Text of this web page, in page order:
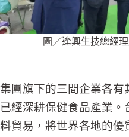
圖／逢興生技總經
集團旗下的三間企業各有
已經深耕保健食品產業
料貿易，將世界各地的優